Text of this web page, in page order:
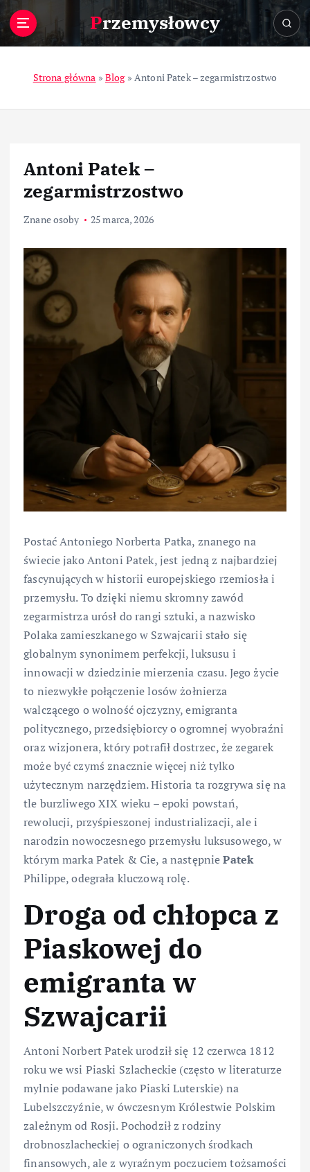
Przemysłowcy
Strona główna » Blog» Antoni Patek – zegarmistrzostwo
Antoni Patek –
zegarmistrzostwo
Znane osoby 25 marca, 2026
Postać Antoniego Norberta Patka, znanego na
świecie jako Antoni Patek, jest jedną z najbardziej
fascynujących w historii europejskiego rzemiosła i
przemysłu. To dzięki niemu skromny zawód
zegarmistrza urósł do rangi sztuki, a nazwisko
Polaka zamieszkanego w Szwajcarii stało się
globalnym synonimem perfekcji, luksusu i
innowacji w dziedzinie mierzenia czasu. Jego życie
to niezwykłe połączenie losów żołnierza
walczącego o wolność ojczyzny, emigranta
politycznego, przedsiębiorcy o ogromnej wyobraźni
oraz wizjonera, który potrafił dostrzec, że zegarek
może być czymś znacznie więcej niż tylko
użytecznym narzędziem. Historia ta rozgrywa się na
tle burzliwego XIX wieku – epoki powstań,
rewolucji, przyśpieszonej industrializacji, ale i
narodzin nowoczesnego przemysłu luksusowego, w
którym marka Patek & Cie, a następniePatek
Philippe, odegrała kluczową rolę.
Droga od chłopca z
Piaskowej do
emigranta w
Szwajcarii
Antoni Norbert Patek urodził się 12 czerwca 1812
roku we wsi Piaski Szlacheckie (często w literaturze
mylnie podawane jako Piaski Luterskie) na
Lubelszczyźnie, w ówczesnym Królestwie Polskim
zależnym od Rosji. Pochodził z rodziny
drobnoszlacheckiej o ograniczonych środkach
finansowych, ale z wyraźnym poczuciem tożsamości